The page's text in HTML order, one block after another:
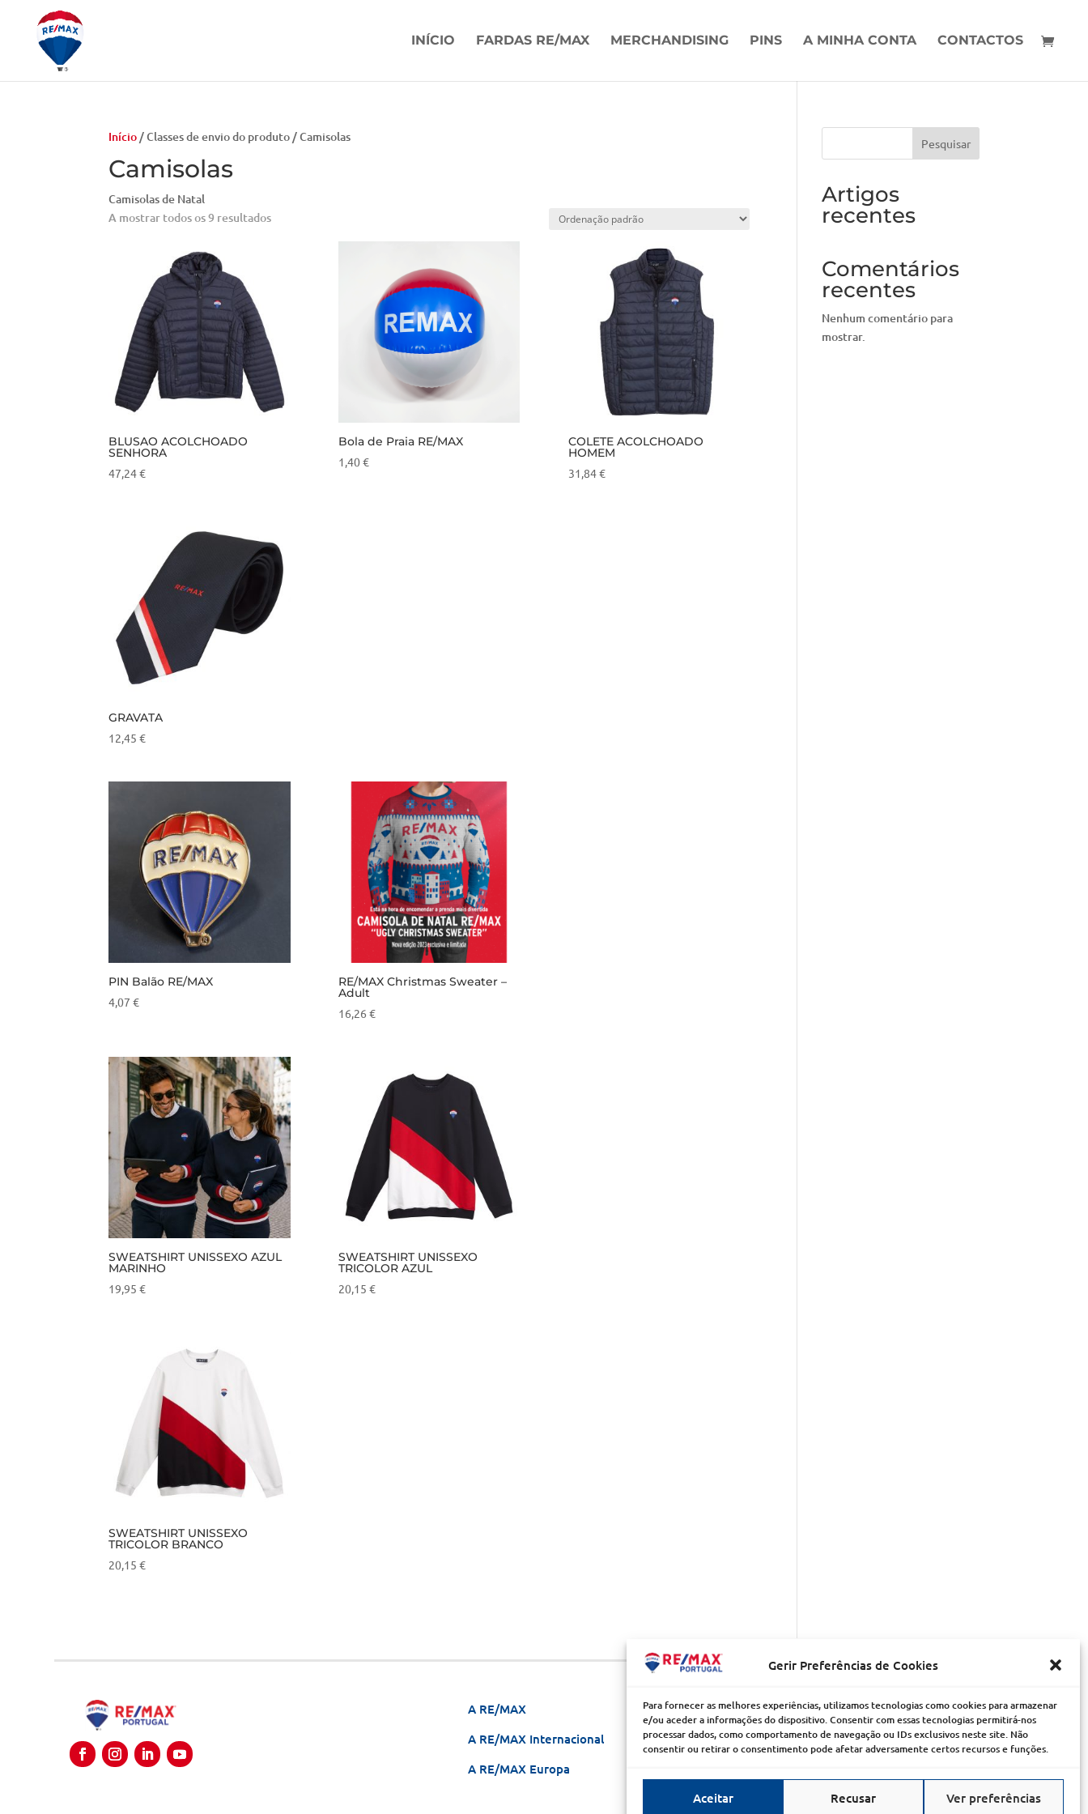
Gerir Preferências de Cookies
Para fornecer as melhores experiências, utilizamos tecnologias como cookies para armazenar
e/ou aceder a informações do dispositivo. Consentir com essas tecnologias permitirá-nos
processar dados, como comportamento de navegação ou IDs exclusivos neste site. Não
consentir ou retirar o consentimento pode afetar adversamente certos recursos e funções.
Aceitar Recusar Ver preferências
INÍCIO FARDAS RE/MAX MERCHANDISING PINS A MINHA CONTA CONTACTOS
Início/ Classes de envio do produto / Camisolas
Camisolas
Camisolas de Natal
A mostrar todos os 9 resultados
BLUSAO ACOLCHOADO
SENHORA
47,24€
Bola de Praia RE/MAX
1,40€
COLETE ACOLCHOADO
HOMEM
31,84€
GRAVATA
12,45€
PIN Balão RE/MAX
4,07€
RE/MAX Christmas Sweater –
Adult
16,26 €
SWEATSHIRT UNISSEXO AZUL
MARINHO
19,95€
SWEATSHIRT UNISSEXO
TRICOLOR AZUL
20,15 €
SWEATSHIRT UNISSEXO
TRICOLOR BRANCO
20,15€
Pesquisar
Artigos
recentes
Comentários
recentes
Nenhum comentário para
mostrar.
A RE/MAX
A RE/MAX Internacional
A RE/MAX Europa
Seja um Agente
Franchising
Empreendimentos
RE/MAX Collection